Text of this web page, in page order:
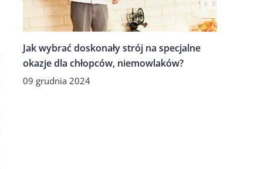
Jak wybrać doskonały strój na specjalne
okazje dla chłopców, niemowlaków?
09 grudnia 2024